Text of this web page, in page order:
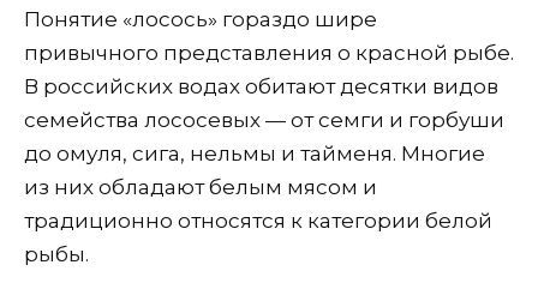
Понятие «лосось» гораздо шире
привычного представления о красной рыбе.
В российских водах обитают десятки видов
семейства лососевых — от семги и горбуши
до омуля, сига, нельмы и тайменя. Многие
из них обладают белым мясом и
традиционно относятся к категории белой
рыбы.